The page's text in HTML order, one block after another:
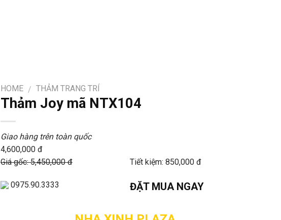
HOME / THẢM TRANG TRÍ
Thảm Joy mã NTX104
Giao hàng trên toàn quốc
4,600,000 đ
Giá gốc: 5,450,000 đ
Tiết kiệm: 850,000 đ
0975.90.3333 ĐẶT MUA NGAY